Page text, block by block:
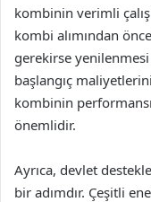
kombinin verimli
kombi alımından
gerekirse
başlangıç
kombinin
önemlidir.
Ayrıca, devlet
bir adımdır. Çeşitli